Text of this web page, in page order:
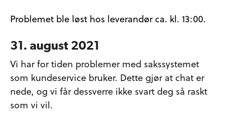
Problemet ble løst hos leverandør ca. kl. 13:00.
31. august 2021
Vi har for tiden problemer med sakssystemet
som kundeservice bruker. Dette gjør at chat er
nede, og vi får dessverre ikke svart deg så raskt
som vi vil.